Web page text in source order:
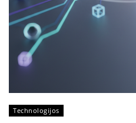
Technologijos